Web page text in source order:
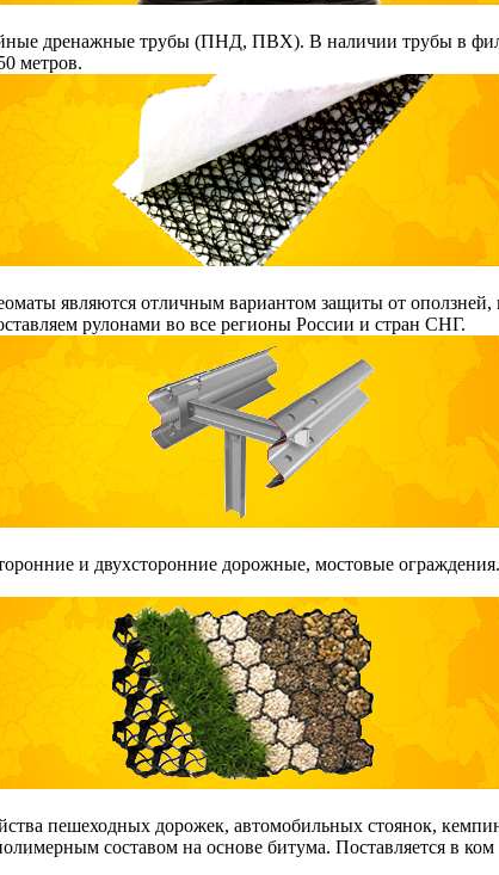
дренажные трубы (ПНД, ПВХ). В наличии трубы в
метров.
являются отличным вариантом защиты от
рулонами во все регионы России и стран СНГ.
и двухсторонние дорожные, мостовые
пешеходных дорожек, автомобильных стоянок,
составом на основе битума. Поставляется в ком